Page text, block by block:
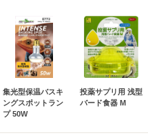
集光型保温バスキ
ングスポットラン
プ 50W
投薬サプリ用 浅型
バード食器 M